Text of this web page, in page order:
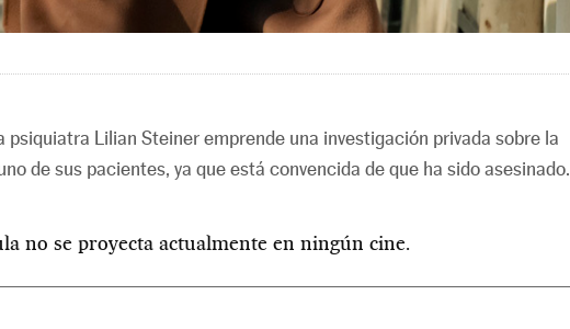
psiquiatra Lilian Steiner emprende una investigación privada sobre la
de sus pacientes, ya que está convencida de que ha sido asesinado.
no se proyecta actualmente en ningún cine.